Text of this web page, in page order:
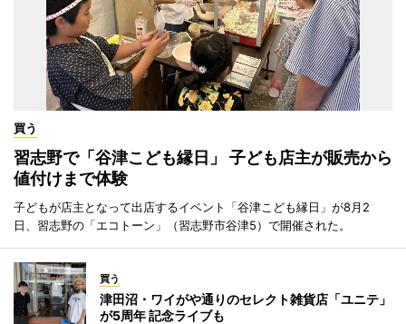
買う
習志野で「谷津こども縁日」 子ども店主が販売から
値付けまで体験
子どもが店主となって出店するイベント「谷津こども縁日」が8月2
日、習志野の「エコトーン」（習志野市谷津5）で開催された。
買う
津田沼・ワイがや通りのセレクト雑貨店「ユニテ」
が5周年 記念ライブも